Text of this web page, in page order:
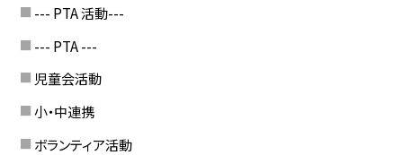
--- PTA 活動---
--- PTA ---
児童会活動
小・中連携
ボランティア活動